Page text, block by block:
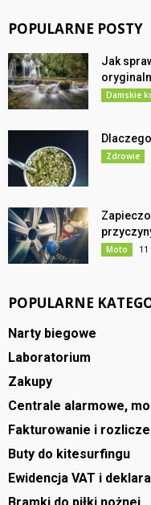
POPULARNE POSTY
Jak
Damskie
Zdrowie
Moto
POPULARNE
Narty biegowe
Laboratorium
Zakupy
Centrale alarmowe,
Fakturowanie i
Buty do kitesurfingu
Ewidencja VAT i